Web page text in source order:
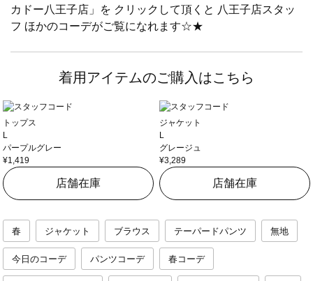
カドー八王子店」を クリックして頂くと 八王子店スタッ
フ ほかのコーデがご覧になれます☆★
着用アイテムのご購入はこちら
トップス
L
パープルグレー
¥1,419
店舗在庫
ジャケット
L
グレージュ
¥3,289
店舗在庫
春 ジャケット ブラウス テーパードパンツ 無地
今日のコーデ パンツコーデ 春コーデ